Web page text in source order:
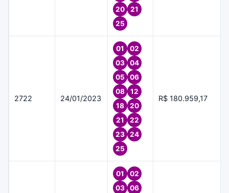
20
21
25
2722 24/01/2023
01
02
03
04
05
06
08
12
18
20
21
22
23
24
25
R$ 180.959,17
01
02
03
06